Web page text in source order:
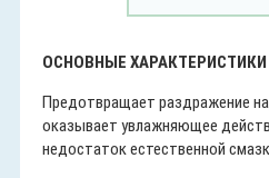
ОСНОВНЫЕ ХАРАКТЕРИСТИКИ
Предотвращает раздражение
оказывает увлажняющее
недостаток естественной